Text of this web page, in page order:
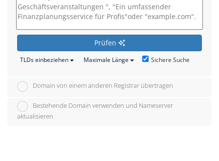
Prüfen
TLDs einbeziehen Maximale Länge Sichere Suche
Domain von einem anderen Registrar übertragen
Bestehende Domain verwenden und Nameserver
aktualisieren